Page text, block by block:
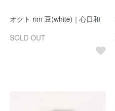
オクト rim 豆(white)｜心日和
SOLD OUT